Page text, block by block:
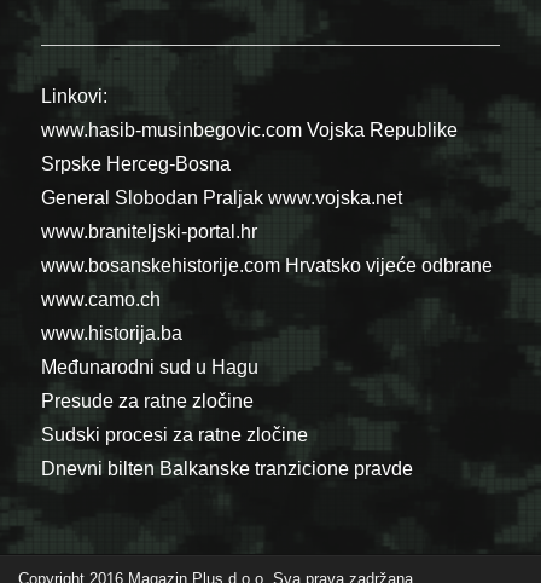
Linkovi:
www.hasib-musinbegovic.com Vojska Republike
Srpske Herceg-Bosna
General Slobodan Praljak www.vojska.net
www.braniteljski-portal.hr
www.bosanskehistorije.com Hrvatsko vijeće odbrane
www.camo.ch
www.historija.ba
Međunarodni sud u Hagu
Presude za ratne zločine
Sudski procesi za ratne zločine
Dnevni bilten Balkanske tranzicione pravde
Copyright 2016 Magazin Plus d.o.o. Sva prava zadržana.